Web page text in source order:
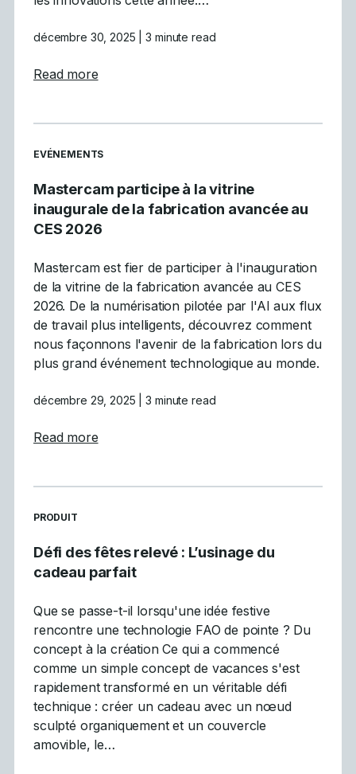
décembre 30, 2025 | 3 minute read
Read moreabout Les 5 principales tendances de la
READ MORE ARTICLES ABOUT
EVÉNEMENTS
Mastercam participe à la vitrine
inaugurale de la fabrication avancée au
CES 2026
Mastercam est fier de participer à l'inauguration
de la vitrine de la fabrication avancée au CES
2026. De la numérisation pilotée par l'AI aux flux
de travail plus intelligents, découvrez comment
nous façonnons l'avenir de la fabrication lors du
plus grand événement technologique au monde.
décembre 29, 2025 | 3 minute read
Read moreabout Mastercam participe à la vitrine
READ MORE ARTICLES ABOUT
PRODUIT
Défi des fêtes relevé : L’usinage du
cadeau parfait
Que se passe-t-il lorsqu'une idée festive
rencontre une technologie FAO de pointe ? Du
concept à la création Ce qui a commencé
comme un simple concept de vacances s'est
rapidement transformé en un véritable défi
technique : créer un cadeau avec un nœud
sculpté organiquement et un couvercle
amovible, le…